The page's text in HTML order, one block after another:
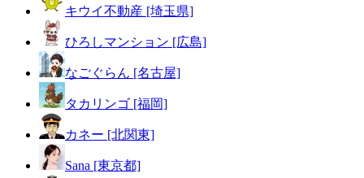
キウイ不動産 [埼玉県]
ひろしマンション [広島]
なごぐらん [名古屋]
タカリンゴ [福岡]
カネー [北関東]
Sana [東京都]